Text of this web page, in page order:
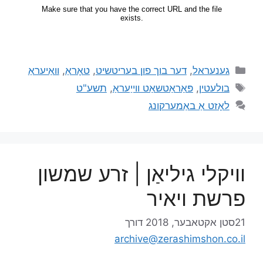
גענעראל,דער בוך פון בעריטשיט,טאָראַ, וואַיעראַ
בולעטין,פּאַראַטשאַט ווייַעראַ, תשע"ט
לאָזט אַ באַמערקונג
וויקלי גיליאַן | זרע שמשון
פרשת ויאיר
21סטן אקטאבער, 2018
דורך
archive@zerashimshon.co.il